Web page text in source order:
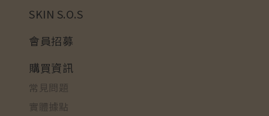
SKIN S.O.S
會員招募
購買資訊
常見問題
實體據點